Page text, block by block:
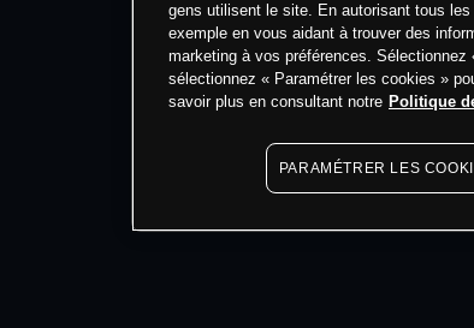
gens utilisent le site. En autorisant tous
exemple en vous aidant à trouver des
marketing à vos préférences.
sélectionnez « Paramétrer les cookies »
savoir plus en consultant notre Politique
PARAMÉTRER LES